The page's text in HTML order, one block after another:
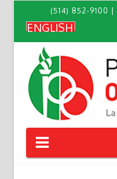
(514) 852-9100
ENGLISH
Navigation